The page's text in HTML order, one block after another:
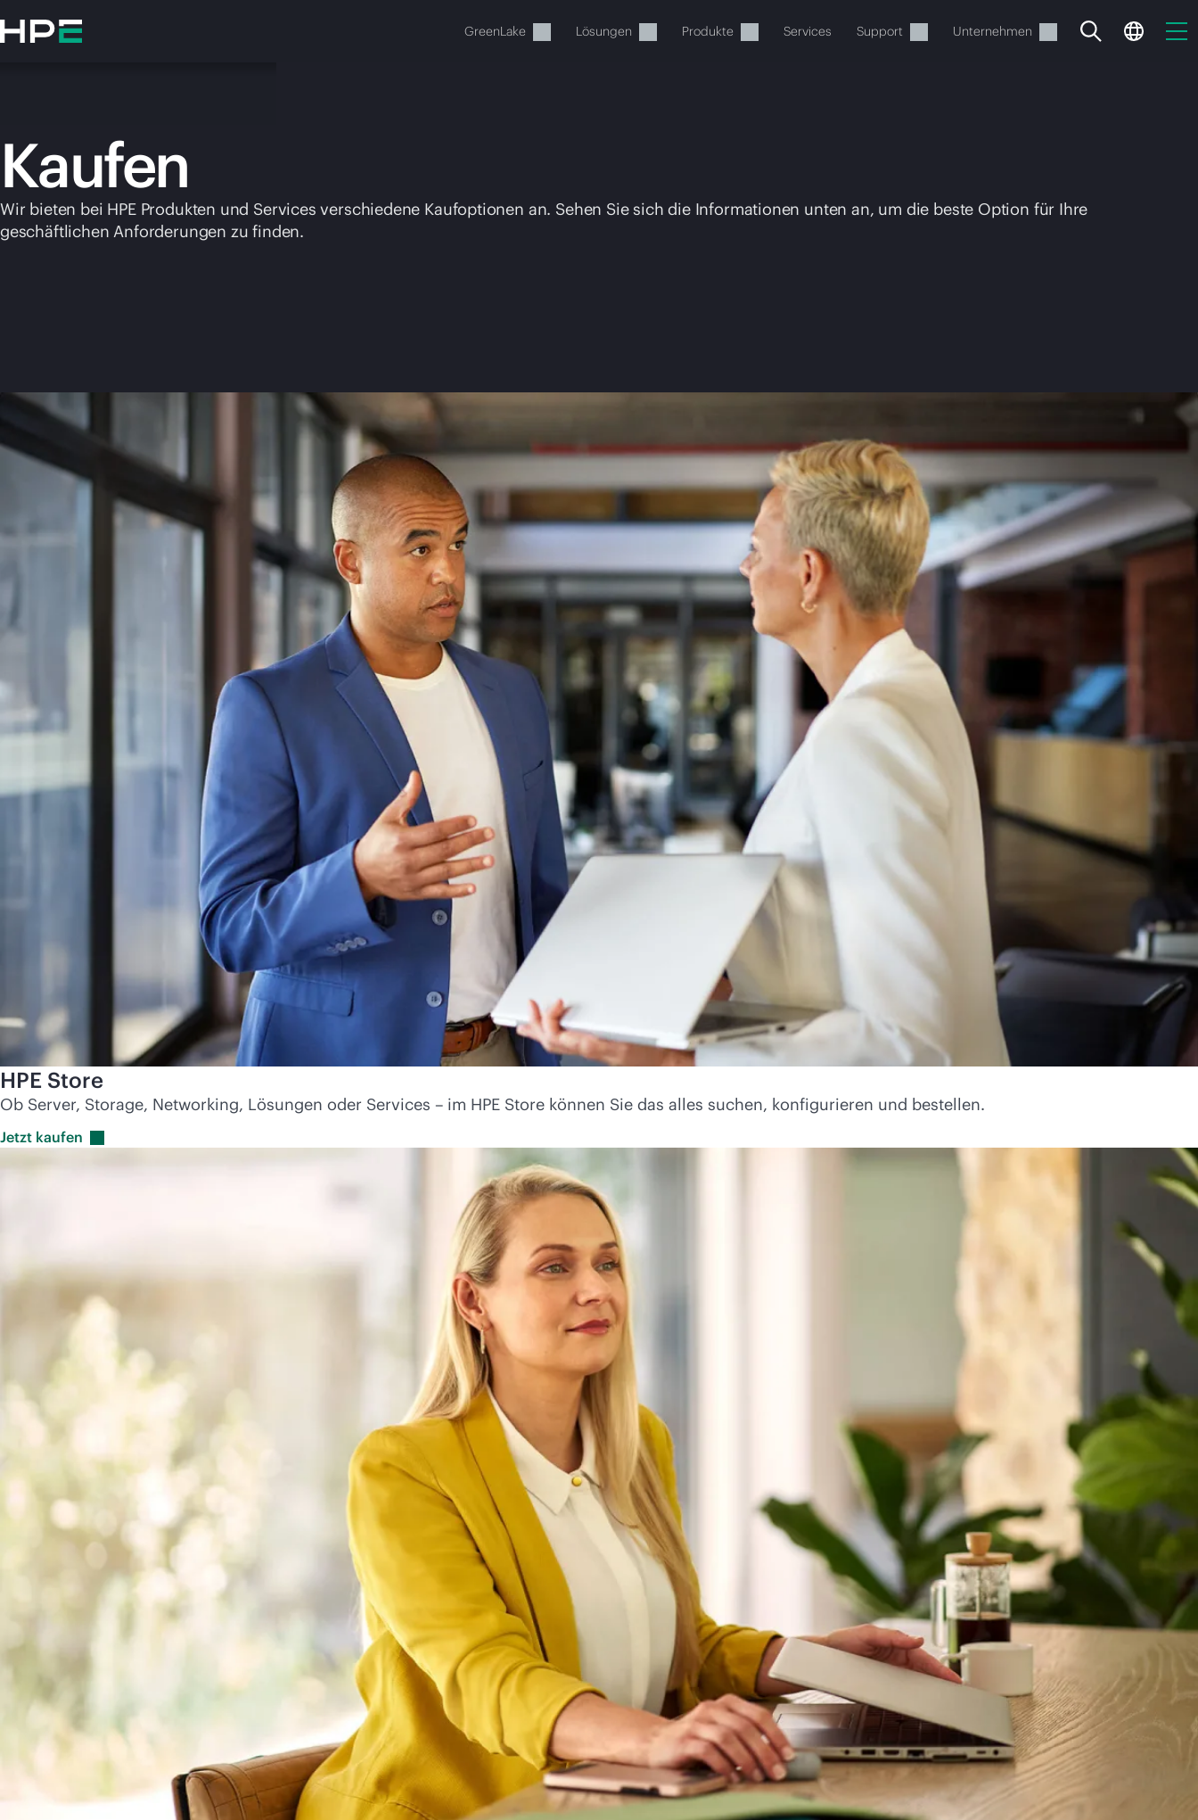
Hauptinhalt
wechseln
GreenLake Lösungen Produkte Services Support Unternehmen
Kaufen
Wir bieten bei HPE Produkten und Services verschiedene Kaufoptionen an. Sehen Sie sich die Informationen unten an, um die beste Option für Ihre
geschäftlichen Anforderungen zu finden.
HPE Store
Ob Server, Storage, Networking, Lösungen oder Services – im HPE Store können Sie das alles suchen, konfigurieren und bestellen.
Jetzt kaufen